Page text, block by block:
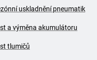
uskladnění pneumatik
a výměna akumulátoru
tlumičů